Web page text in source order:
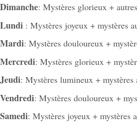
Dimanche: Mystères glorieux +
Lundi : Mystères joyeux + mystères
Mardi: Mystères douloureux +
Mercredi: Mystères glorieux +
Jeudi: Mystères lumineux + mystères
Vendredi: Mystères douloureux +
Samedi: Mystères joyeux + mystères